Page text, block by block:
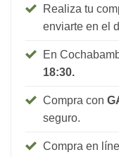
Realiza tu
enviarte en el
En
18:30.
Compra con
seguro.
Compra en